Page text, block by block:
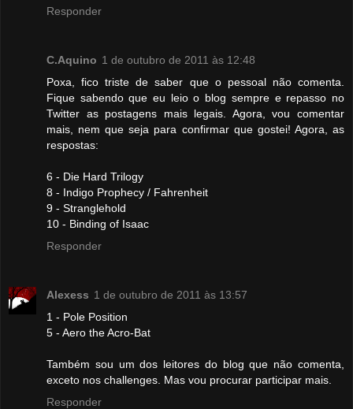
Responder
C.Aquino 1 de outubro de 2011 às 12:48
Poxa, fico triste de saber que o pessoal não comenta.
Fique sabendo que eu leio o blog sempre e repasso no
Twitter as postagens mais legais. Agora, vou comentar
mais, nem que seja para confirmar que gostei! Agora, as
respostas:
6 - Die Hard Trilogy
8 - Indigo Prophecy / Fahrenheit
9 - Stranglehold
10 - Binding of Isaac
Responder
Alexess 1 de outubro de 2011 às 13:57
1 - Pole Position
5 - Aero the Acro-Bat
Também sou um dos leitores do blog que não comenta,
exceto nos challenges. Mas vou procurar participar mais.
Responder